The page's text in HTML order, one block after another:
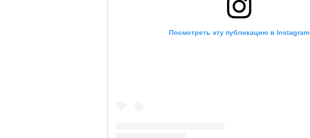
Посмотреть эту публикацию в Instagram